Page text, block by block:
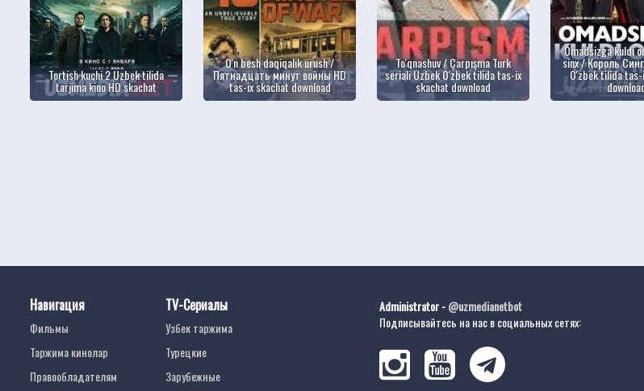
Tortish kuchi 2 Uzbek tilida
tarjima kino HD skachat
O'n besh daqiqalik urush /
Пятнадцать минут войны HD
tas-ix skachat download
To'qnashuv / Çarpışma Turk
seriali Uzbek O'zbek tilida tas-ix
skachat download
Omadsizga kuldi
sinx / Король
O'zbek tilida
Навигация
Фильмы
Таржима кинолар
Правообладателям
TV-Сериалы
Узбек таржима
Турецкие
Зарубежные
Administrator -@uzmedianetbot
Подписывайтесь на нас в социальных сетях: